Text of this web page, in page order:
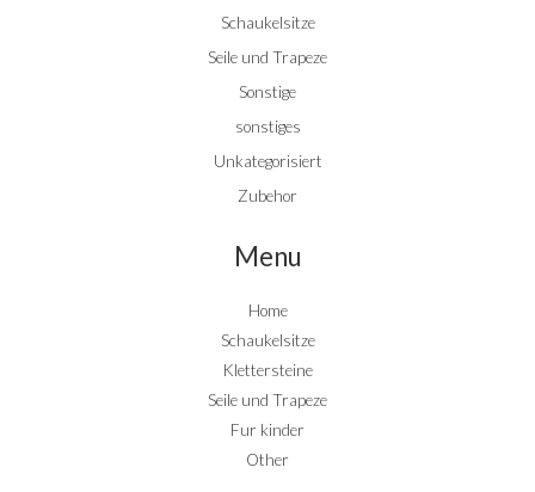
Schaukelsitze
Seile und Trapeze
Sonstige
sonstiges
Unkategorisiert
Zubehor
Menu
Home
Schaukelsitze
Klettersteine
Seile und Trapeze
Fur kinder
Other